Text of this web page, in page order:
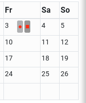
Fr Sa So
3 ● ■ 4 5
10 11 12
17 18
19
24 25 26